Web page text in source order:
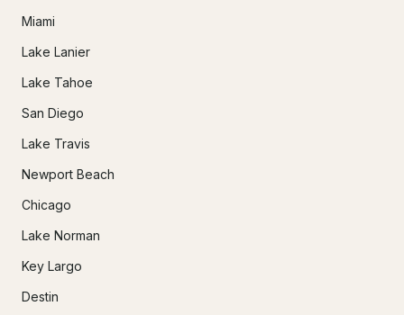
Miami
Lake Lanier
Lake Tahoe
San Diego
Lake Travis
Newport Beach
Chicago
Lake Norman
Key Largo
Destin